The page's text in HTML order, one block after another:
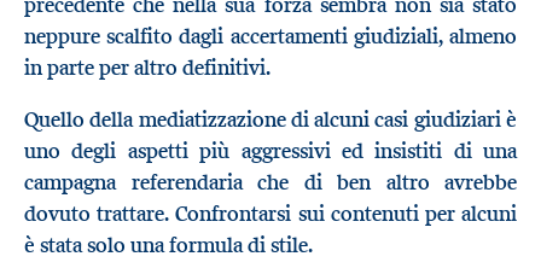
neppure scalfito dagli accertamenti giudiziali, almeno
in parte per altro definitivi.
Quello della mediatizzazione di alcuni casi giudiziari è
uno degli aspetti più aggressivi ed insistiti di una
campagna referendaria che di ben altro avrebbe
dovuto trattare. Confrontarsi sui contenuti per alcuni
è stata solo una formula di stile.